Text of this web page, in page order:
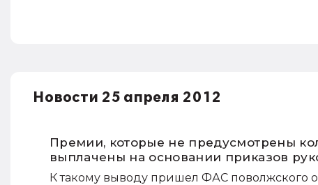
Новости 25 апреля 2012
Премии, которые не предусмотрены
выплачены на основании приказов
К такому выводу пришел ФАС поволжского